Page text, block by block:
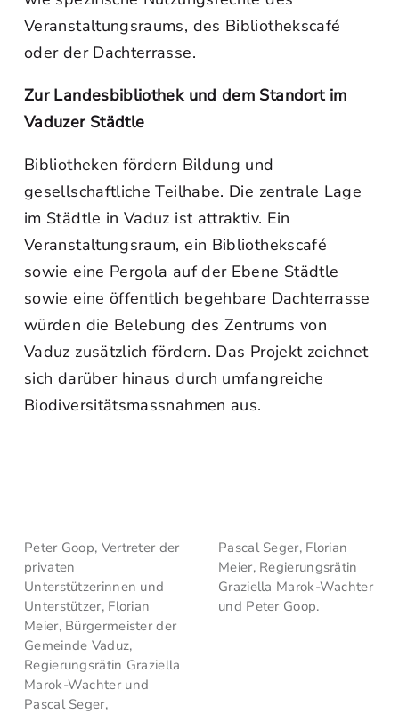
Veranstaltungsraums, des Bibliothekscafé
oder der Dachterrasse.
Zur Landesbibliothek und dem Standort im
Vaduzer Städtle
Bibliotheken fördern Bildung und
gesellschaftliche Teilhabe. Die zentrale Lage
im Städtle in Vaduz ist attraktiv. Ein
Veranstaltungsraum, ein Bibliothekscafé
sowie eine Pergola auf der Ebene Städtle
sowie eine öffentlich begehbare Dachterrasse
würden die Belebung des Zentrums von
Vaduz zusätzlich fördern. Das Projekt zeichnet
sich darüber hinaus durch umfangreiche
Biodiversitätsmassnahmen aus.
Peter Goop, Vertreter der
privaten
Unterstützerinnen und
Unterstützer, Florian
Meier, Bürgermeister der
Gemeinde Vaduz,
Regierungsrätin Graziella
Marok-Wachter und
Pascal Seger,
Pascal Seger, Florian
Meier, Regierungsrätin
Graziella Marok-Wachter
und Peter Goop.